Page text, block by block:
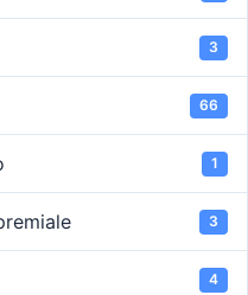
3
66
1
3
4